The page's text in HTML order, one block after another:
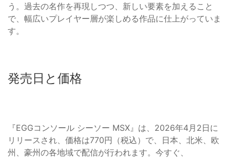
う。過去の名作を再現しつつ、新しい要素を加えること
で、幅広いプレイヤー層が楽しめる作品に仕上がっていま
す。
発売日と価格
『EGGコンソール シーソー MSX』は、2026年4月2日に
リリースされ、価格は770円（税込）で、日本、北米、欧
州、豪州の各地域で配信が行われます。今すぐ、